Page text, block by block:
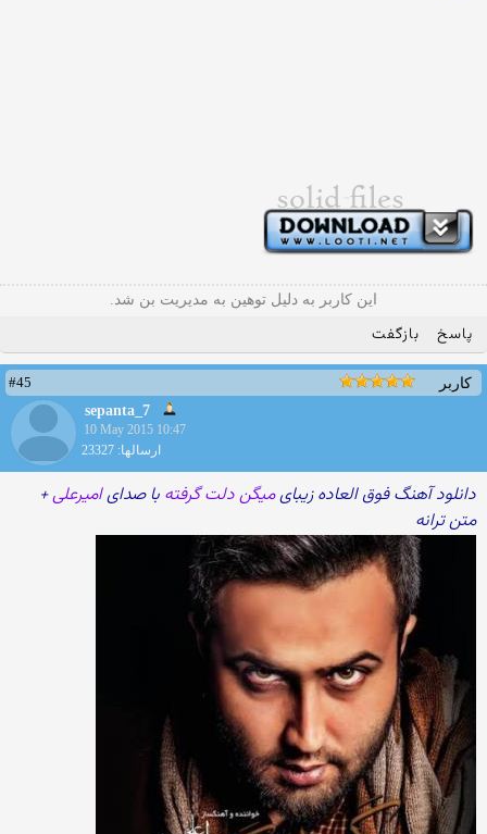
این کاربر به دلیل توهین به مدیریت بن شد.
پاسخ بازگفت
کاربر
#45
sepanta_7
10 May 2015 10:47
ارسالها: 23327
دانلود آهنگ فوق العاده زیبایمیگن دلت گرفته با صدایامیرعلی+
متن ترانه